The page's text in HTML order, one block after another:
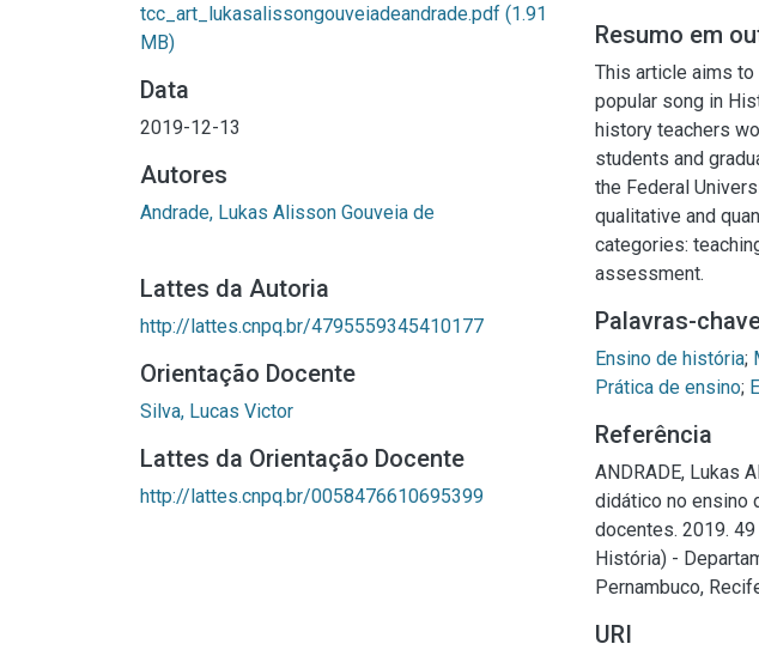
tcc_art_lukasalissongouveiadeandrade.pdf (1.91
MB)
Data
2019-12-13
Autores
Andrade, Lukas Alisson Gouveia de
Lattes da Autoria
http://lattes.cnpq.br/4795559345410177
Orientação Docente
Silva, Lucas Victor
Lattes da Orientação Docente
http://lattes.cnpq.br/0058476610695399
Resumo em
This article aims
popular song in
history teachers
students and
the Federal
qualitative and
categories:
assessment.
Palavras-
Ensino de história;
Prática de ensino;
Referência
ANDRADE, Lukas
didático no ensino
docentes. 2019.
História) -
Pernambuco,
URI